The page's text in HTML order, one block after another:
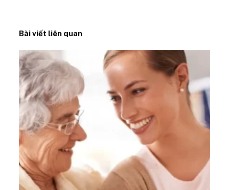
Bài viết liên quan